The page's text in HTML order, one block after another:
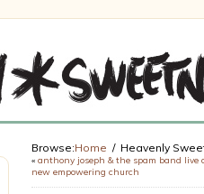
Browse:Home Heavenly
« anthony joseph & the spam band live
new empowering church